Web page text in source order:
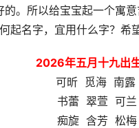
。所以给宝宝起一个寓
起名字，宜用什么字？希
2026年五月十九出
可昕 觅海 南
书蕾 翠萱 可
痴旋 含芳 松